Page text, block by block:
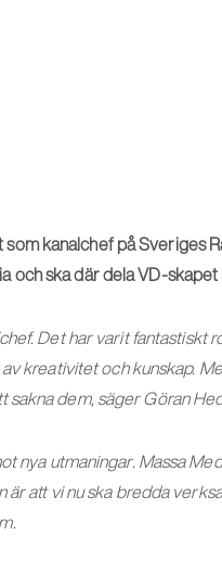
kanalchef på Sveriges
och ska därdela VD-skapet
Det har varit fantastiskt
kreativitet och kunskap.
dem, säger Göran
nya utmaningar. Massa
är att vi nu ska bredda